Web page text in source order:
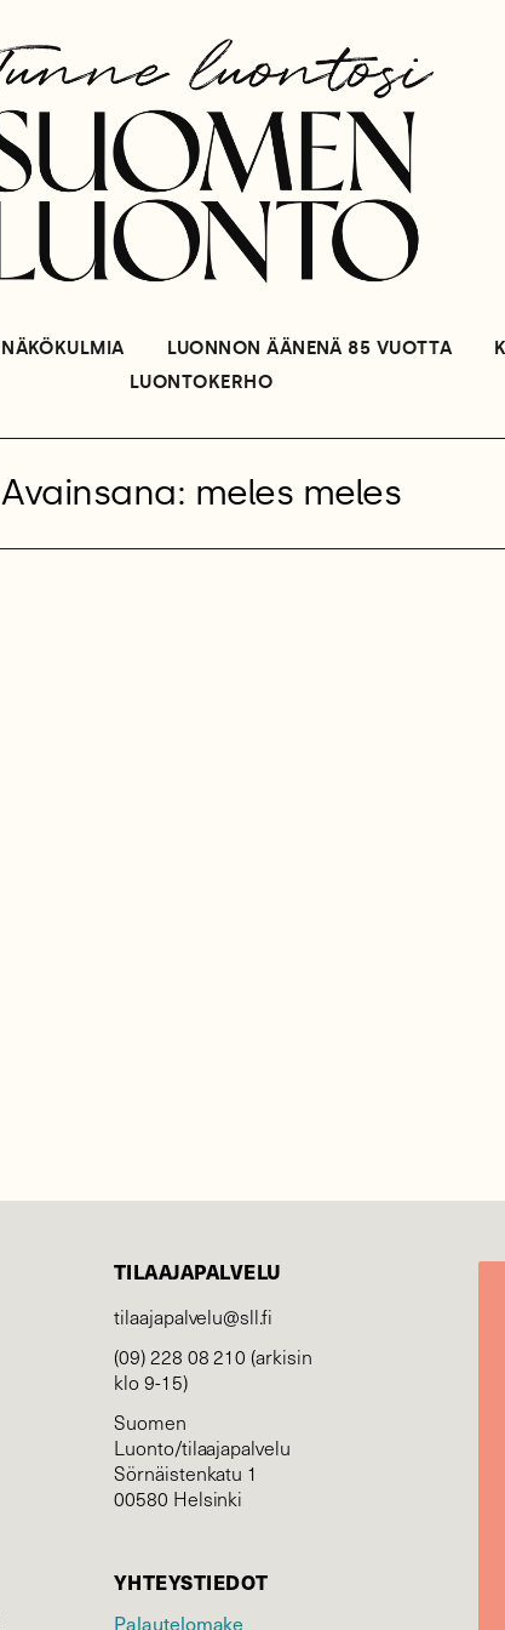
NÄKÖKULMIA LUONNON ÄÄNENÄ 85 VUOTTA
LUONTOKERHO
Avainsana: meles meles
TILAAJAPALVELU
tilaajapalvelu@sll.fi
(09) 228 08 210 (arkisin
klo 9-15)
Suomen
Luonto/tilaajapalvelu
Sörnäistenkatu 1
00580 Helsinki
YHTEYSTIEDOT
Palautelomake